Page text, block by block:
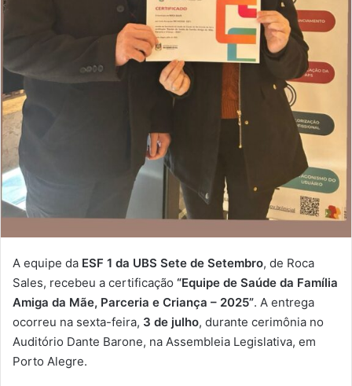
A equipe da ESF 1 da UBS Sete de Setembro, de Roca
Sales, recebeu a certificação “Equipe de Saúde da Família
Amiga da Mãe, Parceria e Criança – 2025”. A entrega
ocorreu na sexta-feira, 3 de julho, durante cerimônia no
Auditório Dante Barone, na Assembleia Legislativa, em
Porto Alegre.